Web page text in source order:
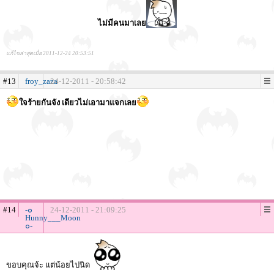
ไม่มีคนมาเลย
แก้ไขล่าสุดเมื่อ 2011-12-24 20:53:51
#13 froy_zaza24-12-2011 - 20:58:42
ใจร้ายกันจัง เดียวไม่เอามาแจกเลย
#14
-๐
Hunny___Moon
๐-
24-12-2011 - 21:09:25
ขอบคุณจ้ะ แต่น้อยไปนิด